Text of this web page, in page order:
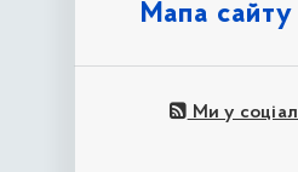
Мапа сайту
Ми у